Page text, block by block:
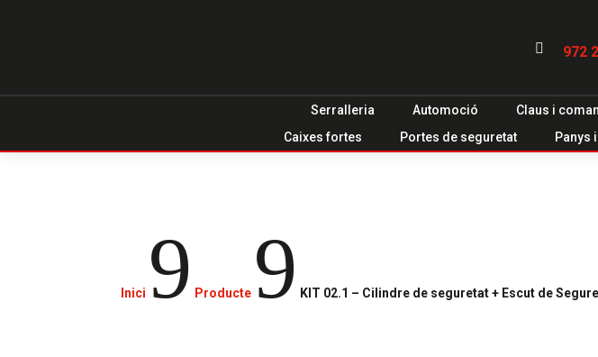
 972
Serralleria Automoció Claus i
Caixes fortes
Portes de seguretat Panys
Inici 9 Producte 9 KIT 02.1 – Cilindre de seguretat + Escut de